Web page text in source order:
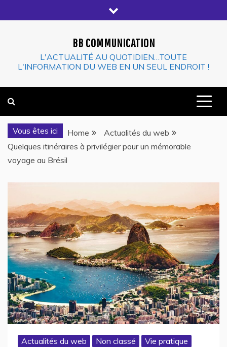
to
BB COMMUNICATION
L'ACTUALITÉ AU QUOTIDIEN…TOUTE
L'INFORMATION DU WEB EN UN SEUL ENDROIT !
Vous êtes ici Home
Actualités du web
Quelques itinéraires à privilégier pour un mémorable
voyage au Brésil
Actualités du web Non classé Vie pratique